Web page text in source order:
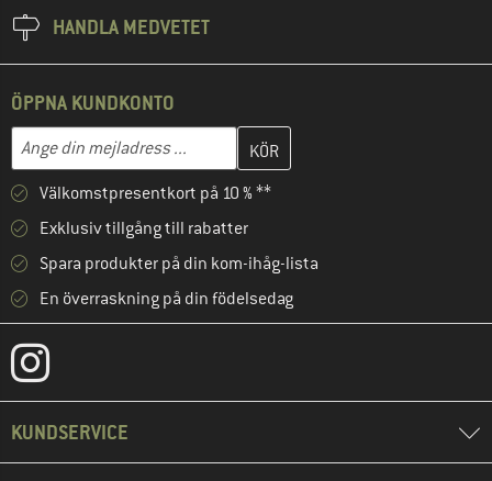
HANDLA MEDVETET
ÖPPNA KUNDKONTO
Mejladress
Skriv in din e-postadress här och skapa ditt kundkonto i nästa
Välkomstpresentkort på 10 % **
Exklusiv tillgång till rabatter
Spara produkter på din kom-ihåg-lista
En överraskning på din födelsedag
KUNDSERVICE